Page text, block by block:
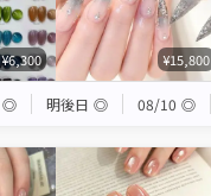
¥6,300 ¥15,800
◎ 明後日 ◎ 08/10 ◎